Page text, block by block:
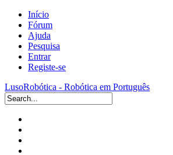
Início
Fórum
Ajuda
Pesquisa
Entrar
Registe-se
LusoRobótica - Robótica em Português